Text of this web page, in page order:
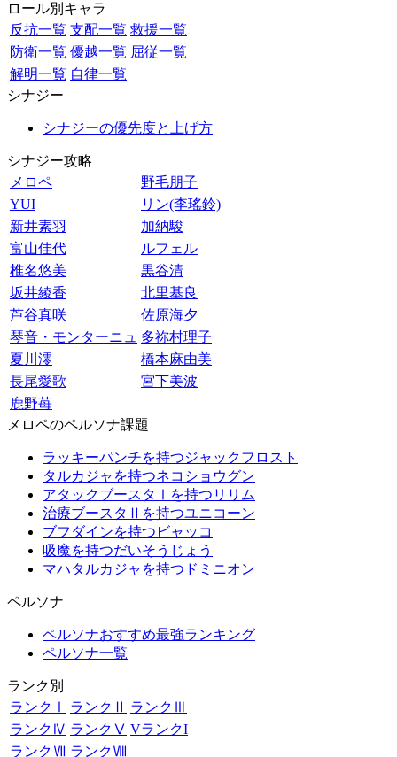
ロール別キャラ
反抗一覧 支配一覧 救援一覧
防衛一覧 優越一覧 屈従一覧
解明一覧 自律一覧
シナジー
シナジーの優先度と上げ方
シナジー攻略
メロペ
野毛朋子
YUI
リン(李瑤鈴)
新井素羽
加納駿
富山佳代
ルフェル
椎名悠美
黒谷清
坂井綾香
北里基良
芦谷真咲
佐原海夕
琴音・モンターニュ 多祢村理子
夏川澪
橋本麻由美
長尾愛歌
宮下美波
鹿野苺
メロペのペルソナ課題
ラッキーパンチを持つジャックフロスト
タルカジャを持つネコショウグン
アタックブースタⅠを持つリリム
治療ブースタⅡを持つユニコーン
ブフダインを持つビャッコ
吸魔を持つだいそうじょう
マハタルカジャを持つドミニオン
ペルソナ
ペルソナおすすめ最強ランキング
ペルソナ一覧
ランク別
ランクⅠ
ランクⅡ ランクⅢ
ランクⅣ ランクⅤ VランクI
ランクⅦ ランクⅧ